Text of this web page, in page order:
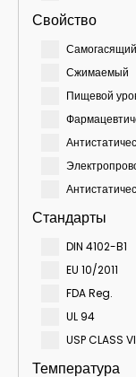
Свойство
Сжимаемый
Пищевой
Стандарты
DIN 4102-B1
EU 10/2011
FDA Reg.
UL 94
USP CLASS VI
Температура